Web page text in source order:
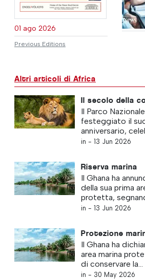
01 ago 2026
Previous Editions
Altri articoli di Africa
Il secolo della
Il Parco
festeggiato il
anniversario,
in - 13 Jun 2026
Riserva marina
Il Ghana ha
della sua prima
protetta,
in - 13 Jun 2026
Protezione
Il Ghana ha
area marina
di conservare la...
in - 30 May 2026